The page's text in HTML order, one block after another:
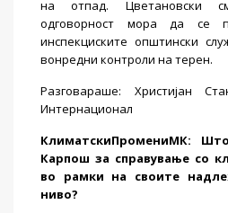
на отпад. Цветановски
одговорност мора да се
инспекциските општински
вонредни контроли на терен.
Разговараше: Христијан
Интернационал
КлиматскиПромениМК:
Карпош за справување со
во рамки на своите
ниво?